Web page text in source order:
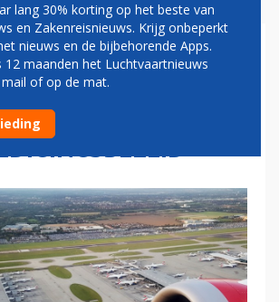
MOGEN NIET
VAKANTIE, IN
MOGELIJK
lang 30% korting op het beste van
en Zakenreisnieuws. Krijg onbeperkt
nieuws en de bijbehorende Apps.
12 maanden het Luchtvaartnieuws
of op de mat.